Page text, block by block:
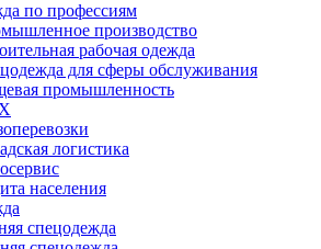
по профессиям
производство
рабочая одежда
для сферы обслуживания
промышленность
логистика
населения
спецодежда